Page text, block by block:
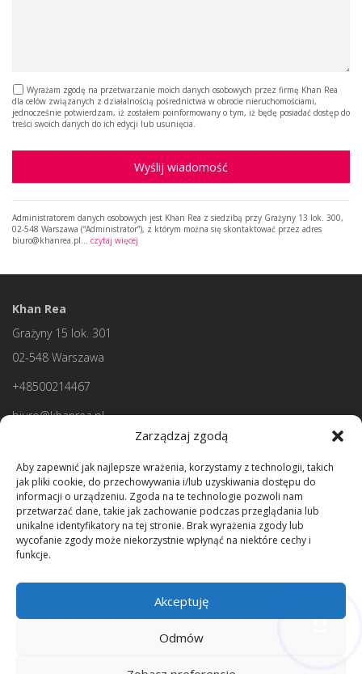
Zarządzaj zgodą
Aby zapewnić jak najlepsze wrażenia, korzystamy z technologii, takich
jak pliki cookie, do przechowywania i/lub uzyskiwania dostępu do
informacji o urządzeniu. Zgoda na te technologie pozwoli nam
przetwarzać dane, takie jak zachowanie podczas przeglądania lub
unikalne identyfikatory na tej stronie. Brak wyrażenia zgody lub
wycofanie zgody może niekorzystnie wpłynąć na niektóre cechy i
funkcje.
Akceptuję
Odmów
Wyrażam zgodę na przetwarzanie moich danych osobowych przez firmę Khan Rea
dla celów związanych z działalnością pośrednictwa w obrocie nieruchomościami,
jednocześnie potwierdzam, iż zostałem poinformowany o tym, iż będę posiadać dostęp do
treści swoich danych do ich edycji lub usunięcia.
Wyślij wiadomość
Administratorem danych osobowych jest Khan Rea z siedzibą przy Grażyny 13 lok. 300,
02-548 Warszawa (“Administrator”), z którym można się skontaktować przez adres
biuro@khanrea.pl… czytaj więcej
Khan Rea
Grażyny 15 lok. 301
02-548 Warszawa
+48500214467
biuro@khanrea.pl
Hej! Chętnie Ci pomogę